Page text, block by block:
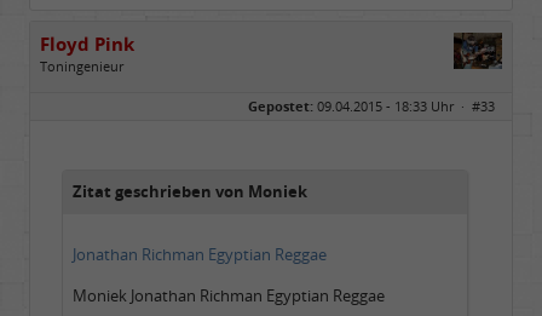
Floyd Pink
Toningenieur
Gepostet: 09.04.2015 - 18:33 Uhr · #33
Zitat geschrieben von Moniek
Jonathan Richman Egyptian Reggae
Moniek Jonathan Richman Egyptian Reggae